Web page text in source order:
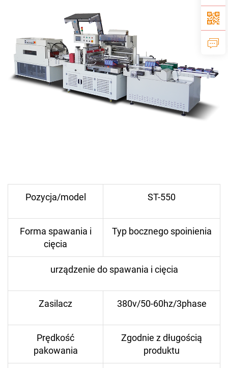
Pozycja/model ST-550
Forma spawania i
cięcia
Typ bocznego spoinienia
urządzenie do spawania i cięcia
Zasilacz 380v/50-60hz/3phase
Prędkość
pakowania
Zgodnie z długością
produktu